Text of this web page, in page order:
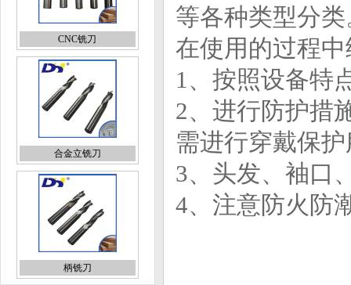
CNC铣刀
合金立铣刀
柄铣刀
等各种类型分类
在使用的过程
1、按照设备特
2、进行防护措
需进行穿戴保
3、头发、袖口
4、注意防火防